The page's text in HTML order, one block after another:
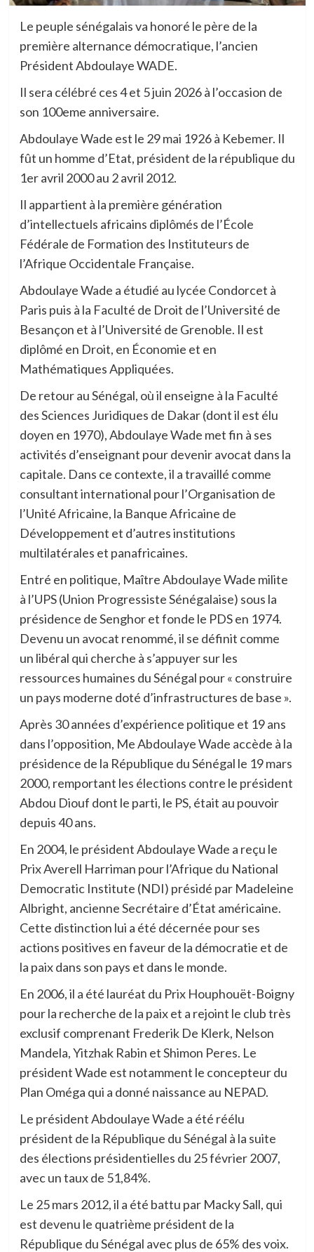
Le peuple sénégalais va honoré le père de la
première alternance démocratique, l’ancien
Président Abdoulaye WADE.
Il sera célébré ces 4 et 5 juin 2026 à l’occasion de
son 100eme anniversaire.
Abdoulaye Wade est le 29 mai 1926 à Kebemer. Il
fût un homme d’Etat, président de la république du
1er avril 2000 au 2 avril 2012.
Il appartient à la première génération
d’intellectuels africains diplômés de l’École
Fédérale de Formation des Instituteurs de
l’Afrique Occidentale Française.
Abdoulaye Wade a étudié au lycée Condorcet à
Paris puis à la Faculté de Droit de l’Université de
Besançon et à l’Université de Grenoble. Il est
diplômé en Droit, en Économie et en
Mathématiques Appliquées.
De retour au Sénégal, où il enseigne à la Faculté
des Sciences Juridiques de Dakar (dont il est élu
doyen en 1970), Abdoulaye Wade met fin à ses
activités d’enseignant pour devenir avocat dans la
capitale. Dans ce contexte, il a travaillé comme
consultant international pour l’Organisation de
l’Unité Africaine, la Banque Africaine de
Développement et d’autres institutions
multilatérales et panafricaines.
Entré en politique, Maître Abdoulaye Wade milite
à l’UPS (Union Progressiste Sénégalaise) sous la
présidence de Senghor et fonde le PDS en 1974.
Devenu un avocat renommé, il se définit comme
un libéral qui cherche à s’appuyer sur les
ressources humaines du Sénégal pour « construire
un pays moderne doté d’infrastructures de base ».
Après 30 années d’expérience politique et 19 ans
dans l’opposition, Me Abdoulaye Wade accède à la
présidence de la République du Sénégal le 19 mars
2000, remportant les élections contre le président
Abdou Diouf dont le parti, le PS, était au pouvoir
depuis 40 ans.
En 2004, le président Abdoulaye Wade a reçu le
Prix Averell Harriman pour l’Afrique du National
Democratic Institute (NDI) présidé par Madeleine
Albright, ancienne Secrétaire d’État américaine.
Cette distinction lui a été décernée pour ses
actions positives en faveur de la démocratie et de
la paix dans son pays et dans le monde.
En 2006, il a été lauréat du Prix Houphouët-Boigny
pour la recherche de la paix et a rejoint le club très
exclusif comprenant Frederik De Klerk, Nelson
Mandela, Yitzhak Rabin et Shimon Peres. Le
président Wade est notamment le concepteur du
Plan Oméga qui a donné naissance au NEPAD.
Le président Abdoulaye Wade a été réélu
président de la République du Sénégal à la suite
des élections présidentielles du 25 février 2007,
avec un taux de 51,84%.
Le 25 mars 2012, il a été battu par Macky Sall, qui
est devenu le quatrième président de la
République du Sénégal avec plus de 65% des voix.